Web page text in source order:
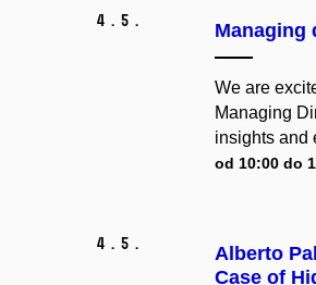
4. 5. Managing
We are
Managing
insights and
od 10:00 do
4. 5.
Alberto
Case of